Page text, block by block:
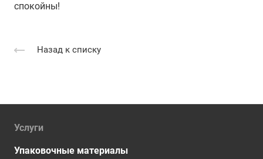
спокойны!
Назад к списку
Услуги
Упаковочные материалы